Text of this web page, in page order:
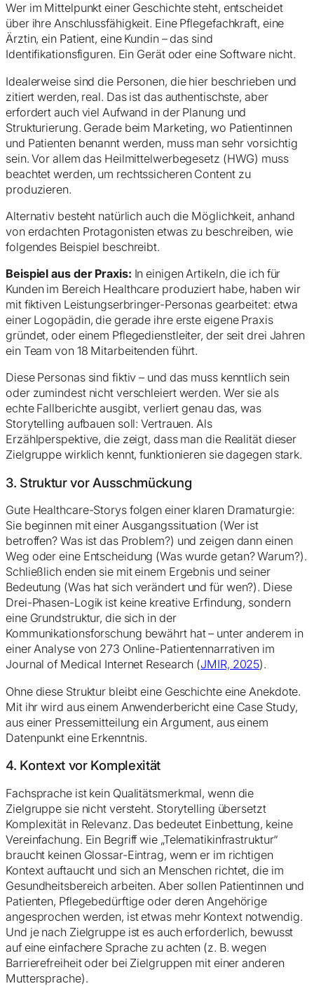
Wer im Mittelpunkt einer Geschichte steht, entscheidet
über ihre Anschlussfähigkeit. Eine Pflegefachkraft, eine
Ärztin, ein Patient, eine Kundin – das sind
Identifikationsfiguren. Ein Gerät oder eine Software nicht.
Idealerweise sind die Personen, die hier beschrieben und
zitiert werden, real. Das ist das authentischste, aber
erfordert auch viel Aufwand in der Planung und
Strukturierung. Gerade beim Marketing, wo Patientinnen
und Patienten benannt werden, muss man sehr vorsichtig
sein. Vor allem das Heilmittelwerbegesetz (HWG) muss
beachtet werden, um rechtssicheren Content zu
produzieren.
Alternativ besteht natürlich auch die Möglichkeit, anhand
von erdachten Protagonisten etwas zu beschreiben, wie
folgendes Beispiel beschreibt.
Beispiel aus der Praxis: In einigen Artikeln, die ich für
Kunden im Bereich Healthcare produziert habe, haben wir
mit fiktiven Leistungserbringer-Personas gearbeitet: etwa
einer Logopädin, die gerade ihre erste eigene Praxis
gründet, oder einem Pflegedienstleiter, der seit drei Jahren
ein Team von 18 Mitarbeitenden führt.
Diese Personas sind fiktiv – und das muss kenntlich sein
oder zumindest nicht verschleiert werden. Wer sie als
echte Fallberichte ausgibt, verliert genau das, was
Storytelling aufbauen soll: Vertrauen. Als
Erzählperspektive, die zeigt, dass man die Realität dieser
Zielgruppe wirklich kennt, funktionieren sie dagegen stark.
3. Struktur vor Ausschmückung
Gute Healthcare-Storys folgen einer klaren Dramaturgie:
Sie beginnen mit einer Ausgangssituation (Wer ist
betroffen? Was ist das Problem?) und zeigen dann einen
Weg oder eine Entscheidung (Was wurde getan? Warum?).
Schließlich enden sie mit einem Ergebnis und seiner
Bedeutung (Was hat sich verändert und für wen?). Diese
Drei-Phasen-Logik ist keine kreative Erfindung, sondern
eine Grundstruktur, die sich in der
Kommunikationsforschung bewährt hat – unter anderem in
einer Analyse von 273 Online-Patientennarrativen im
Journal of Medical Internet Research (JMIR, 2025).
Ohne diese Struktur bleibt eine Geschichte eine Anekdote.
Mit ihr wird aus einem Anwenderbericht eine Case Study,
aus einer Pressemitteilung ein Argument, aus einem
Datenpunkt eine Erkenntnis.
4. Kontext vor Komplexität
Fachsprache ist kein Qualitätsmerkmal, wenn die
Zielgruppe sie nicht versteht. Storytelling übersetzt
Komplexität in Relevanz. Das bedeutet Einbettung, keine
Vereinfachung. Ein Begriff wie „Telematikinfrastruktur“
braucht keinen Glossar-Eintrag, wenn er im richtigen
Kontext auftaucht und sich an Menschen richtet, die im
Gesundheitsbereich arbeiten. Aber sollen Patientinnen und
Patienten, Pflegebedürftige oder deren Angehörige
angesprochen werden, ist etwas mehr Kontext notwendig.
Und je nach Zielgruppe ist es auch erforderlich, bewusst
auf eine einfachere Sprache zu achten (z. B. wegen
Barrierefreiheit oder bei Zielgruppen mit einer anderen
Muttersprache).